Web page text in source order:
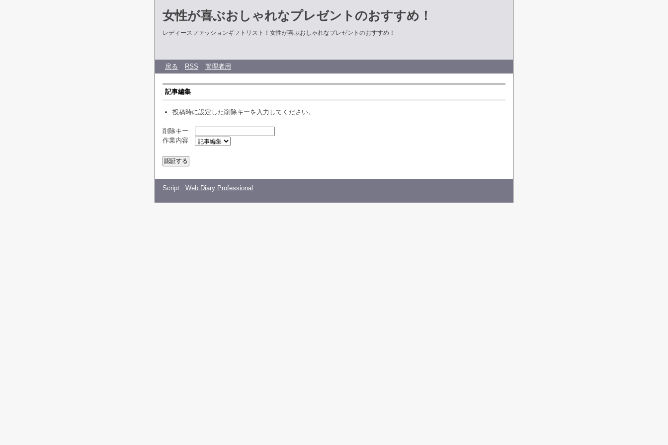
女性が喜ぶおしゃれなプレゼントのおすすめ！
レディースファッションギフトリスト！女性が喜ぶおしゃれなプレゼントのおすすめ！
戻る RSS 管理者用
記事編集
投稿時に設定した削除キーを入力してください。
削除キー
作業内容
Script : Web Diary Professional